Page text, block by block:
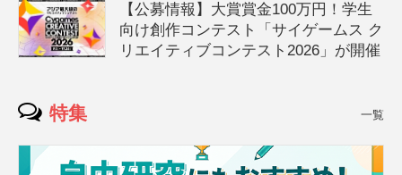
【公募情報】大賞賞金100万円！学生
向け創作コンテスト「サイゲームス ク
リエイティブコンテスト2026」が開催
特集 一覧